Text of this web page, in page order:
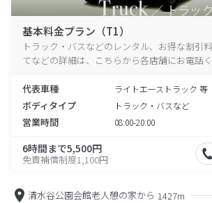
基本料金プラン（T1）
トラック・バスなどのレンタル、お得な割引
てなどの詳細は、こちらから各店舗にお電話く
代表車種 ライトエーストラック 等
ボディタイプ トラック・バスなど
営業時間 08:00-20:00
6時間まで5,500円
免責補償制度1,100円
清水谷公園会館老人憩の家から 1427m